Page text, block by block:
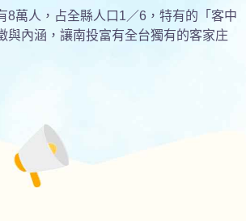
8萬人，占全縣人口1／6，特有的「客中
與內涵，讓南投富有全台獨有的客家庄